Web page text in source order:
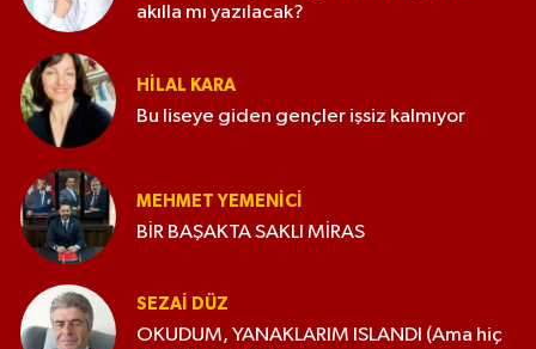
akılla mı yazılacak?
HILAL KARA
Bu liseye giden gençler işsiz kalmıyor
MEHMET YEMENICI
BİR BAŞAKTA SAKLI MİRAS
SEZAI DÜZ
OKUDUM, YANAKLARIM ISLANDI (Ama hiç